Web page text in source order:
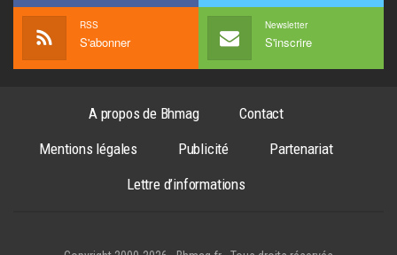
RSS
S'abonner
Newsletter
S'inscrire
A propos de Bhmag
Contact
Mentions légales
Publicité
Partenariat
Lettre d’informations